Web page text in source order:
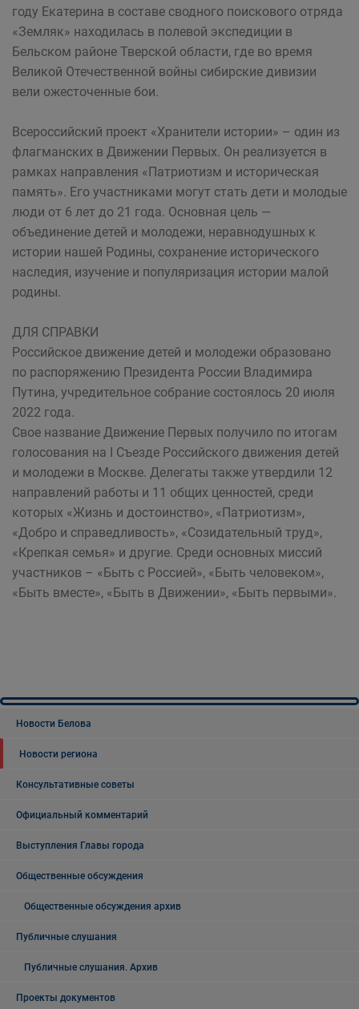
году Екатерина в составе сводного поискового отряда
«Земляк» находилась в полевой экспедиции в
Бельском районе Тверской области, где во время
Великой Отечественной войны сибирские дивизии
вели ожесточенные бои.
Всероссийский проект «Хранители истории» – один из
флагманских в Движении Первых. Он реализуется в
рамках направления «Патриотизм и историческая
память». Его участниками могут стать дети и молодые
люди от 6 лет до 21 года. Основная цель —
объединение детей и молодежи, неравнодушных к
истории нашей Родины, сохранение исторического
наследия, изучение и популяризация истории малой
родины.
ДЛЯ СПРАВКИ
Российское движение детей и молодежи образовано
по распоряжению Президента России Владимира
Путина, учредительное собрание состоялось 20 июля
2022 года.
Свое название Движение Первых получило по итогам
голосования на I Съезде Российского движения детей
и молодежи в Москве. Делегаты также утвердили 12
направлений работы и 11 общих ценностей, среди
которых «Жизнь и достоинство», «Патриотизм»,
«Добро и справедливость», «Созидательный труд»,
«Крепкая семья» и другие. Среди основных миссий
участников – «Быть с Россией», «Быть человеком»,
«Быть вместе», «Быть в Движении», «Быть первыми».
Новости Белова
Новости региона
Консультативные советы
Официальный комментарий
Выступления Главы города
Общественные обсуждения
Общественные обсуждения архив
Публичные слушания
Публичные слушания. Архив
Проекты документов